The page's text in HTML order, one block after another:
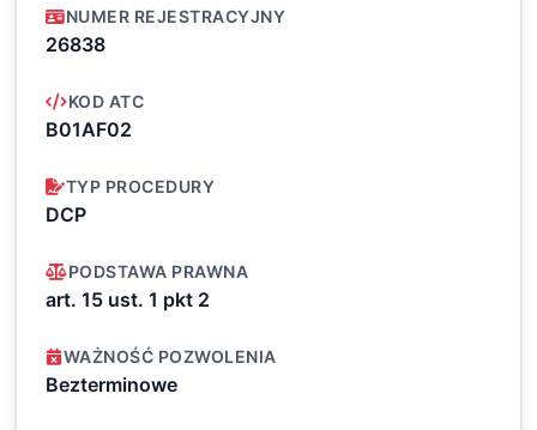
NUMER REJESTRACYJNY
26838
KOD ATC
B01AF02
TYP PROCEDURY
DCP
PODSTAWA PRAWNA
art. 15 ust. 1 pkt 2
WAŻNOŚĆ POZWOLENIA
Bezterminowe